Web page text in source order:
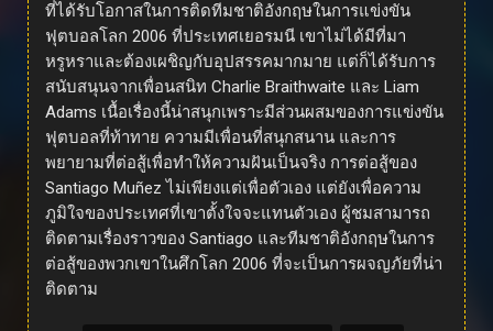
ที่ได้รับโอกาสในการติดทีมชาติอังกฤษในการแข่งขัน
ฟุตบอลโลก 2006 ที่ประเทศเยอรมนี เขาไม่ได้มีที่มา
หรูหราและต้องเผชิญกับอุปสรรคมากมาย แต่ก็ได้รับการ
สนับสนุนจากเพื่อนสนิท Charlie Braithwaite และ Liam
Adams เนื้อเรื่องนี้น่าสนุกเพราะมีส่วนผสมของการแข่งขัน
ฟุตบอลที่ท้าทาย ความมีเพื่อนที่สนุกสนาน และการ
พยายามที่ต่อสู้เพื่อทำให้ความฝันเป็นจริง การต่อสู้ของ
Santiago Muñez ไม่เพียงแต่เพื่อตัวเอง แต่ยังเพื่อความ
ภูมิใจของประเทศที่เขาตั้งใจจะแทนตัวเอง ผู้ชมสามารถ
ติดตามเรื่องราวของ Santiago และทีมชาติอังกฤษในการ
ต่อสู้ของพวกเขาในศึกโลก 2006 ที่จะเป็นการผจญภัยที่น่า
ติดตาม